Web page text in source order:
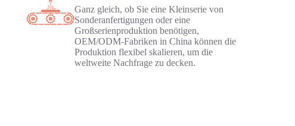
Ganz gleich, ob Sie eine Kleinserie von
Sonderanfertigungen oder eine
Großserienproduktion benötigen,
OEM/ODM-Fabriken in China können die
Produktion flexibel skalieren, um die
weltweite Nachfrage zu decken.